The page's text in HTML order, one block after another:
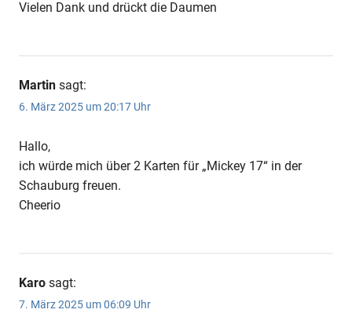
Vielen Dank und drückt die Daumen
Martin sagt:
6. März 2025 um 20:17 Uhr
Hallo,
ich würde mich über 2 Karten für „Mickey 17“ in der
Schauburg freuen.
Cheerio
Karo sagt:
7. März 2025 um 06:09 Uhr